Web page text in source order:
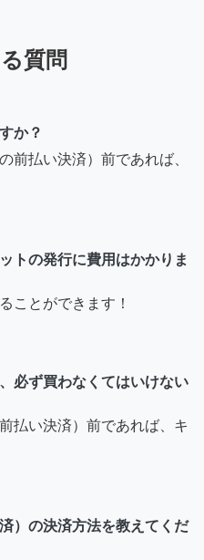
質問
か？
前払い決済）前であれば、
トの発行に費用はかかりま
ことができます！
必ず買わなくてはいけない
払い決済）前であれば、キ
）の決済方法を教えてくだ